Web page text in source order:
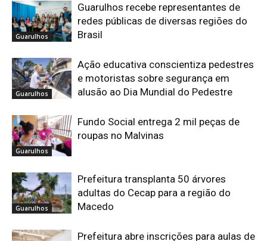
Guarulhos
Guarulhos recebe representantes de
redes públicas de diversas regiões do
Brasil
Guarulhos
Ação educativa conscientiza pedestres
e motoristas sobre segurança em
alusão ao Dia Mundial do Pedestre
Guarulhos
Fundo Social entrega 2 mil peças de
roupas no Malvinas
Guarulhos
Prefeitura transplanta 50 árvores
adultas do Cecap para a região do
Macedo
Prefeitura abre inscrições para aulas de